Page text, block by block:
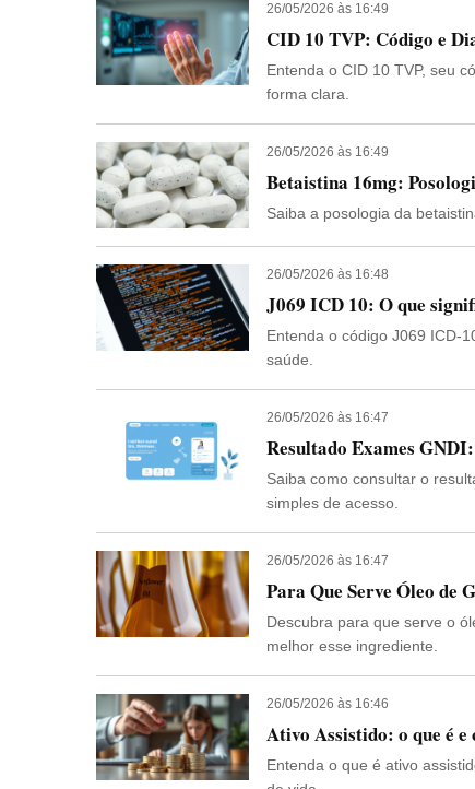
26/05/2026 às 16:49
CID 10 TVP: Código e
Entenda o CID 10 TVP, seu
forma clara.
26/05/2026 às 16:49
Betaistina 16mg:
Saiba a posologia da
26/05/2026 às 16:48
J069 ICD 10: O que
Entenda o código J069 ICD-
saúde.
26/05/2026 às 16:47
Resultado Exames
Saiba como consultar o
simples de acesso.
26/05/2026 às 16:47
Para Que Serve Óleo de
Descubra para que serve o
melhor esse ingrediente.
26/05/2026 às 16:46
Ativo Assistido: o que é e
Entenda o que é ativo